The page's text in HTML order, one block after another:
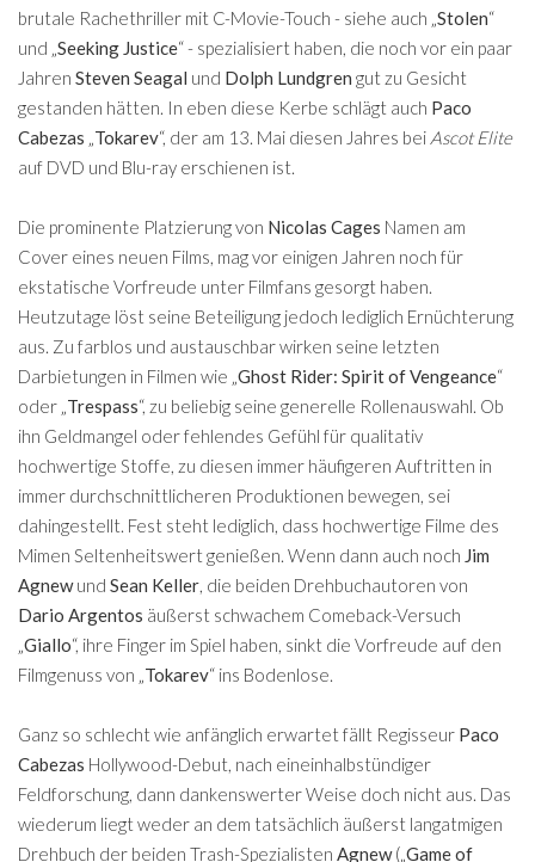
brutale Rachethriller mit C-Movie-Touch - siehe auch „ Stolen“
und „ Seeking Justice“ - spezialisiert haben, die noch vor ein paar
Jahren Steven Seagal und Dolph Lundgren gut zu Gesicht
gestanden hätten. In eben diese Kerbe schlägt auch Paco
Cabezas Tokarev“, der am 13. Mai diesen Jahres bei Ascot Elite
auf DVD und Blu-ray erschienen ist.
Die prominente Platzierung von Nicolas Cages Namen am
Cover eines neuen Films, mag vor einigen Jahren noch für
ekstatische Vorfreude unter Filmfans gesorgt haben.
Heutzutage löst seine Beteiligung jedoch lediglich Ernüchterung
aus. Zu farblos und austauschbar wirken seine letzten
Darbietungen in Filmen wie „ Ghost Rider: Spirit of Vengeance“
oder „ Trespass“, zu beliebig seine generelle Rollenauswahl. Ob
ihn Geldmangel oder fehlendes Gefühl für qualitativ
hochwertige Stoffe, zu diesen immer häufigeren Auftritten in
immer durchschnittlicheren Produktionen bewegen, sei
dahingestellt. Fest steht lediglich, dass hochwertige Filme des
Mimen Seltenheitswert genießen. Wenn dann auch noch Jim
Agnewund Sean Keller , die beiden Drehbuchautoren von
Dario Argentos äußerst schwachem Comeback-Versuch
Giallo“, ihre Finger im Spiel haben, sinkt die Vorfreude auf den
Filmgenuss von „ Tokarev“ ins Bodenlose.
Ganz so schlecht wie anfänglich erwartet fällt Regisseur Paco
Cabezas Hollywood-Debut, nach eineinhalbstündiger
Feldforschung, dann dankenswerter Weise doch nicht aus. Das
wiederum liegt weder an dem tatsächlich äußerst langatmigen
Drehbuch der beiden Trash-Spezialisten Agnew(„ Game of